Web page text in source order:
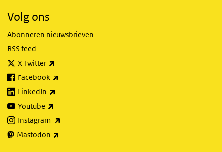
Volg ons
Abonneren nieuwsbrieven
RSS feed
X Twitter
Facebook
LinkedIn
Youtube
Instagram
Mastodon